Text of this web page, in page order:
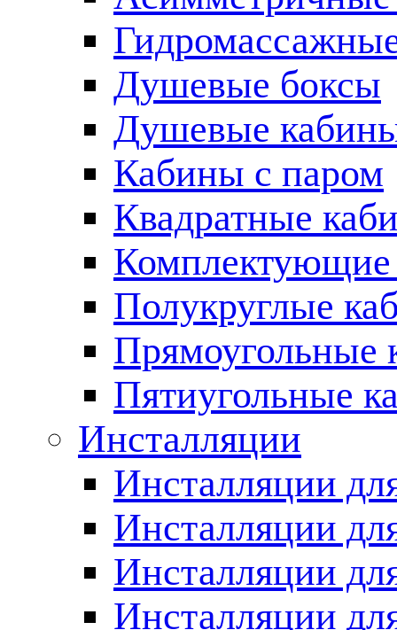
Душевые боксы
Душевые
Кабины с паром
Квадратные
Комплектующие
Полукруглые
Прямоугольные
Пятиугольные
Инсталляции
Инсталляции
Инсталляции
Инсталляции
Инсталляции